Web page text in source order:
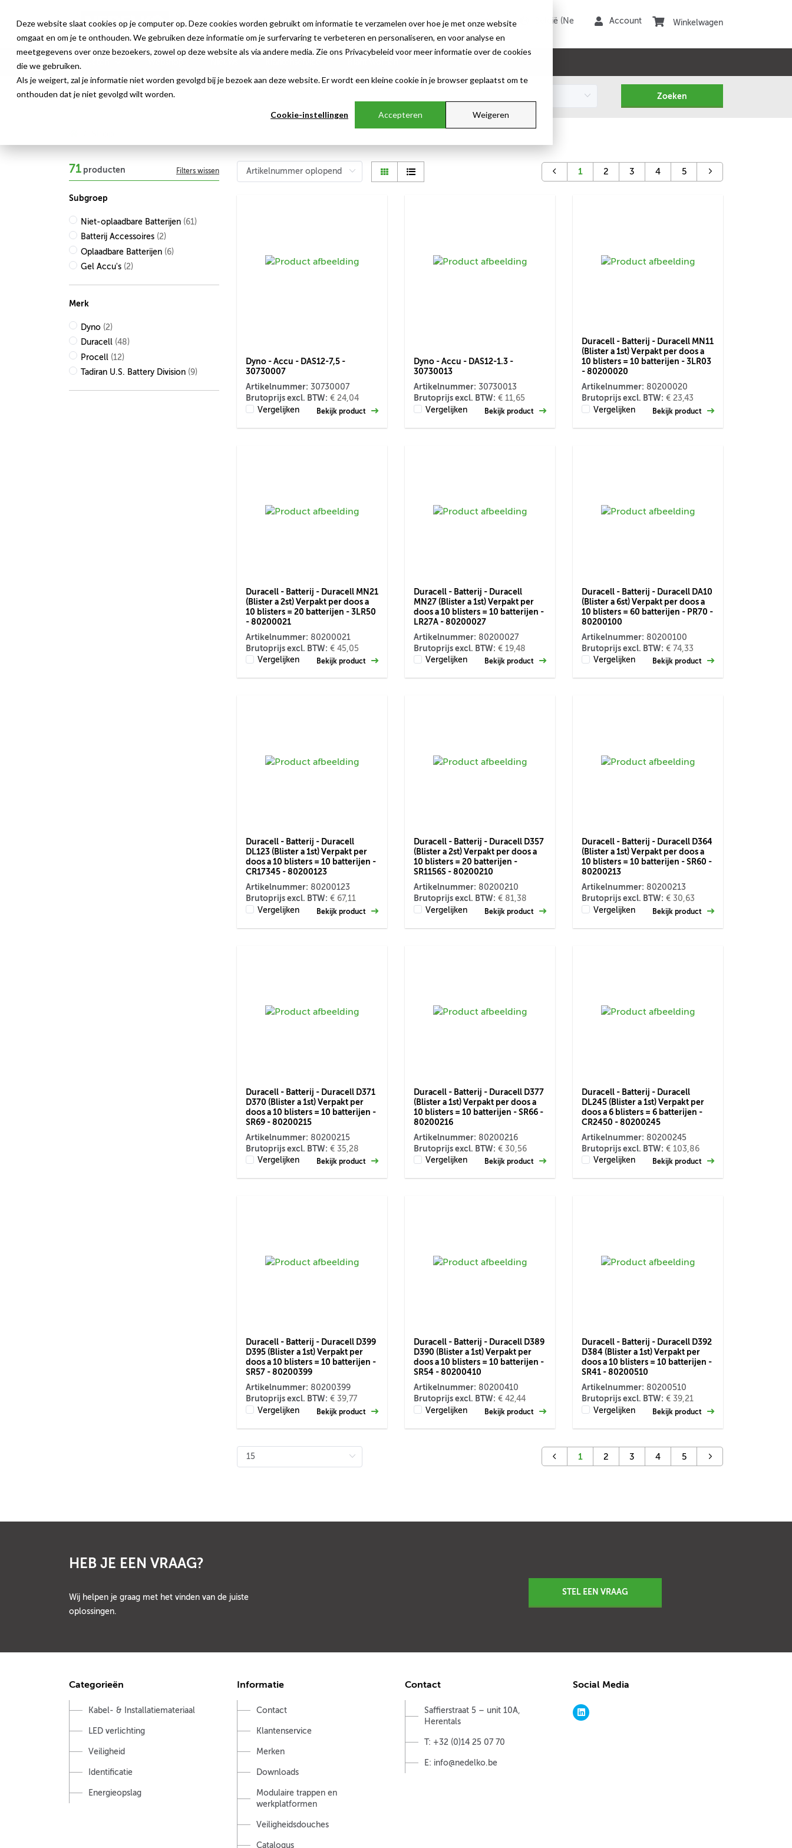
Deze website slaat cookies op je computer op. Deze cookies worden gebruikt om informatie te verzamelen over hoe je met onze website
omgaat en om je te onthouden. We gebruiken deze informatie om je surfervaring te verbeteren en personaliseren, en voor analyse en
meetgegevens over onze bezoekers, zowel op deze website als via andere media. Zie ons Privacybeleid voor meer informatie over de cookies
die we gebruiken.
Als je weigert, zal je informatie niet worden gevolgd bij je bezoek aan deze website. Er wordt een kleine cookie in je browser geplaatst om te
onthouden dat je niet gevolgd wilt worden.
Cookie-instellingen Accepteren Weigeren
Winkelwagen
71 producten Filters wissen
Subgroep
Niet-oplaadbare Batterijen (61)
Batterij Accessoires (2)
Oplaadbare Batterijen (6)
Gel Accu's (2)
Merk
Dyno (2)
Duracell (48)
Procell (12)
Tadiran U.S. Battery Division (9)
1 2 3 4 5
Dyno - Accu - DAS12-7,5 -
30730007
Artikelnummer: 30730007
Brutoprijs excl. BTW: € 24,04
Vergelijken
Bekijk product
Dyno - Accu - DAS12-1.3 -
30730013
Artikelnummer: 30730013
Brutoprijs excl. BTW: € 11,65
Vergelijken
Bekijk product
Duracell - Batterij - Duracell MN11
(Blister a 1st) Verpakt per doos a
10 blisters = 10 batterijen - 3LR03
- 80200020
Artikelnummer: 80200020
Brutoprijs excl. BTW: € 23,43
Vergelijken
Bekijk product
Duracell - Batterij - Duracell MN21
(Blister a 2st) Verpakt per doos a
10 blisters = 20 batterijen - 3LR50
- 80200021
Artikelnummer: 80200021
Brutoprijs excl. BTW: € 45,05
Vergelijken
Bekijk product
Duracell - Batterij - Duracell
MN27 (Blister a 1st) Verpakt per
doos a 10 blisters = 10 batterijen -
LR27A - 80200027
Artikelnummer: 80200027
Brutoprijs excl. BTW: € 19,48
Vergelijken
Bekijk product
Duracell - Batterij - Duracell DA10
(Blister a 6st) Verpakt per doos a
10 blisters = 60 batterijen - PR70 -
80200100
Artikelnummer: 80200100
Brutoprijs excl. BTW: € 74,33
Vergelijken
Bekijk product
Duracell - Batterij - Duracell
DL123 (Blister a 1st) Verpakt per
doos a 10 blisters = 10 batterijen -
CR17345 - 80200123
Artikelnummer: 80200123
Brutoprijs excl. BTW: € 67,11
Vergelijken
Bekijk product
Duracell - Batterij - Duracell D357
(Blister a 2st) Verpakt per doos a
10 blisters = 20 batterijen -
SR1156S - 80200210
Artikelnummer: 80200210
Brutoprijs excl. BTW: € 81,38
Vergelijken
Bekijk product
Duracell - Batterij - Duracell D364
(Blister a 1st) Verpakt per doos a
10 blisters = 10 batterijen - SR60 -
80200213
Artikelnummer: 80200213
Brutoprijs excl. BTW: € 30,63
Vergelijken
Bekijk product
Duracell - Batterij - Duracell D371
D370 (Blister a 1st) Verpakt per
doos a 10 blisters = 10 batterijen -
SR69 - 80200215
Artikelnummer: 80200215
Brutoprijs excl. BTW: € 35,28
Vergelijken
Bekijk product
Duracell - Batterij - Duracell D377
(Blister a 1st) Verpakt per doos a
10 blisters = 10 batterijen - SR66 -
80200216
Artikelnummer: 80200216
Brutoprijs excl. BTW: € 30,56
Vergelijken
Bekijk product
Duracell - Batterij - Duracell
DL245 (Blister a 1st) Verpakt per
doos a 6 blisters = 6 batterijen -
CR2450 - 80200245
Artikelnummer: 80200245
Brutoprijs excl. BTW: € 103,86
Vergelijken
Bekijk product
Duracell - Batterij - Duracell D399
D395 (Blister a 1st) Verpakt per
doos a 10 blisters = 10 batterijen -
SR57 - 80200399
Artikelnummer: 80200399
Brutoprijs excl. BTW: € 39,77
Vergelijken
Bekijk product
Duracell - Batterij - Duracell D389
D390 (Blister a 1st) Verpakt per
doos a 10 blisters = 10 batterijen -
SR54 - 80200410
Artikelnummer: 80200410
Brutoprijs excl. BTW: € 42,44
Vergelijken
Bekijk product
Duracell - Batterij - Duracell D392
D384 (Blister a 1st) Verpakt per
doos a 10 blisters = 10 batterijen -
SR41 - 80200510
Artikelnummer: 80200510
Brutoprijs excl. BTW: € 39,21
Vergelijken
Bekijk product
1 2 3 4 5
HEB JE EEN VRAAG?
Wij helpen je graag met het vinden van de juiste
oplossingen.
STEL EEN VRAAG
Categorieën
Kabel- & Installatiemateriaal
LED verlichting
Veiligheid
Identificatie
Energieopslag
Informatie
Contact
Klantenservice
Merken
Downloads
Modulaire trappen en
werkplatformen
Veiligheidsdouches
Catalogus
Contact
Saffierstraat 5 – unit 10A,
Herentals
T: +32 (0)14 25 07 70
E: info@nedelko.be
Social Media